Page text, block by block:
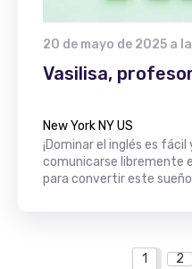
20 de mayo de 2025 a
Vasilisa,
New York NY US
¡Dominar el inglés es
comunicarse libremente
para convertir este sueño
1 2